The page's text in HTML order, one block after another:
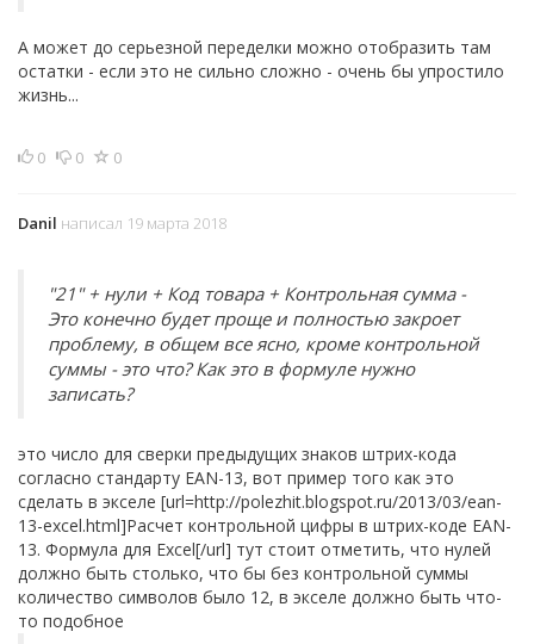
А может до серьезной переделки можно отобразить там
остатки - если это не сильно сложно - очень бы упростило
жизнь...
0 0 0
Danil написал 19 марта 2018
"21" + нули + Код товара + Контрольная сумма -
Это конечно будет проще и полностью закроет
проблему, в общем все ясно, кроме контрольной
суммы - это что? Как это в формуле нужно
записать?
это число для сверки предыдущих знаков штрих-кода
согласно стандарту EAN-13, вот пример того как это
сделать в экселе [url=http://polezhit.blogspot.ru/2013/03/ean-
13-excel.html]Расчет контрольной цифры в штрих-коде EAN-
13. Формула для Excel[/url] тут стоит отметить, что нулей
должно быть столько, что бы без контрольной суммы
количество символов было 12, в экселе должно быть что-
то подобное